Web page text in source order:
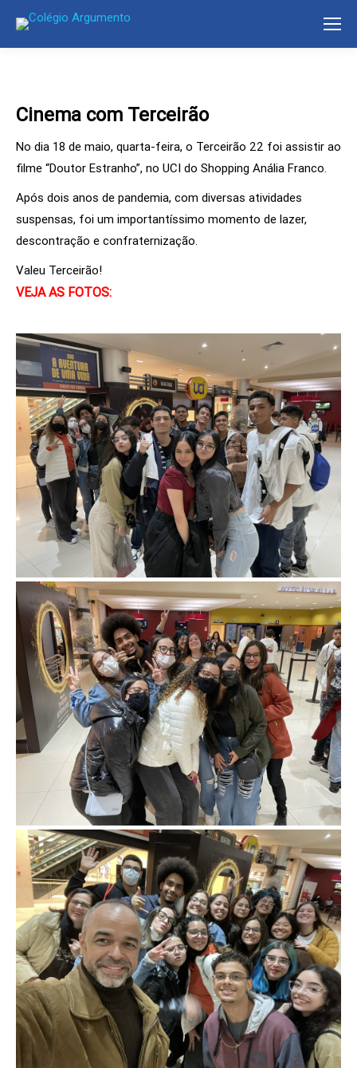
Cinema com Terceirão
No dia 18 de maio, quarta-feira, o Terceirão 22 foi assistir ao
filme “Doutor Estranho”, no UCI do Shopping Anália Franco.
Após dois anos de pandemia, com diversas atividades
suspensas, foi um importantíssimo momento de lazer,
descontração e confraternização.
Valeu Terceirão!
VEJA AS FOTOS: